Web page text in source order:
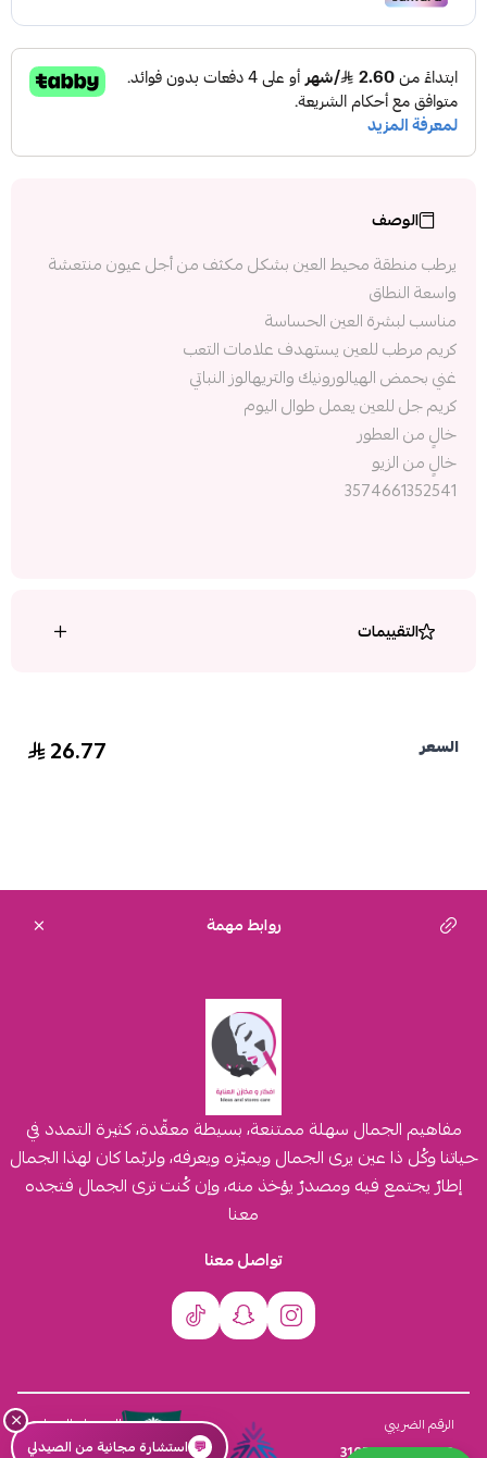
الوصف
يرطب منطقة محيط العين بشكل مكثف من أجل عيون منتعشة
واسعة النطاق
مناسب لبشرة العين الحساسة
كريم مرطب للعين يستهدف علامات التعب
غني بحمض الهيالورونيك والتريهالوز النباتي
كريم جل للعين يعمل طوال اليوم
خالٍ من العطور
خالٍ من الزيو
3574661352541
التقييمات
السعر 26.77
روابط مهمة
مفاهيم الجمال سهلة ممتنعة، بسيطة معقّدة، كثيرة التمدد في
حياتنا وكُل ذا عين يرى الجمال ويميّزه ويعرفه، ولربّما كان لهذا الجمال
إطارٌ يجتمع فيه ومصدرٌ يؤخذ منه، وإن كُنت ترى الجمال فتجده
معنا
تواصل معنا
الرقم الضريبي
310555259800003
السجل التجاري×
💬 استشارة مجانية من الصيدلي